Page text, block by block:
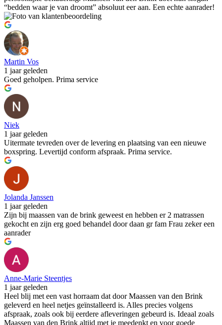
“bedden waar je van droomt” absoluut eer aan. Een echte aanrader!
Martin Vos
1 jaar geleden
Goed geholpen. Prima service
Niek
1 jaar geleden
Uitermate tevreden over de levering en plaatsing van een nieuwe
boxspring. Levertijd conform afspraak. Prima service.
Jolanda Janssen
1 jaar geleden
Zijn bij maassen van de brink geweest en hebben er 2 matrassen
gekocht en zijn erg goed behandel door daan gr fam Frau zeker een
aanrader
Anne-Marie Steentjes
1 jaar geleden
Heel blij met een vast horraam dat door Maassen van den Brink
geleverd en heel netjes geïnstalleerd is. Alles precies volgens
afspraak, zoals ook bij eerdere afleveringen gebeurd is. Ideaal zoals
Maassen van den Brink altijd met je meedenkt en voor goede